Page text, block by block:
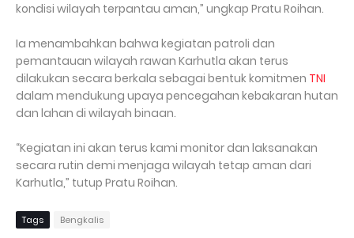
kondisi wilayah terpantau aman,” ungkap Pratu Roihan.
Ia menambahkan bahwa kegiatan patroli dan
pemantauan wilayah rawan Karhutla akan terus
dilakukan secara berkala sebagai bentuk komitmen TNI
dalam mendukung upaya pencegahan kebakaran hutan
dan lahan di wilayah binaan.
“Kegiatan ini akan terus kami monitor dan laksanakan
secara rutin demi menjaga wilayah tetap aman dari
Karhutla,” tutup Pratu Roihan.
Tags Bengkalis